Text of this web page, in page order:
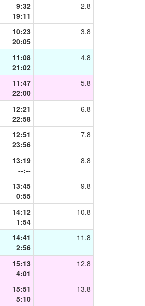
9:32
19:11
2.8
10:23
20:05
3.8
11:08
21:02
4.8
11:47
22:00
5.8
12:21
22:58
6.8
12:51
23:56
7.8
13:19
--:--
8.8
13:45
0:55
9.8
14:12
1:54
10.8
14:41
2:56
11.8
15:13
4:01
12.8
15:51
5:10
13.8